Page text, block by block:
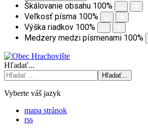
Škálovanie obsahu 100%
Veľkosť písma 100%
Výška riadkov 100%
Medzery medzi písmenami 100%
Hľadať...
Hľadať...
Vyberte váš jazyk
mapa stránok
rss